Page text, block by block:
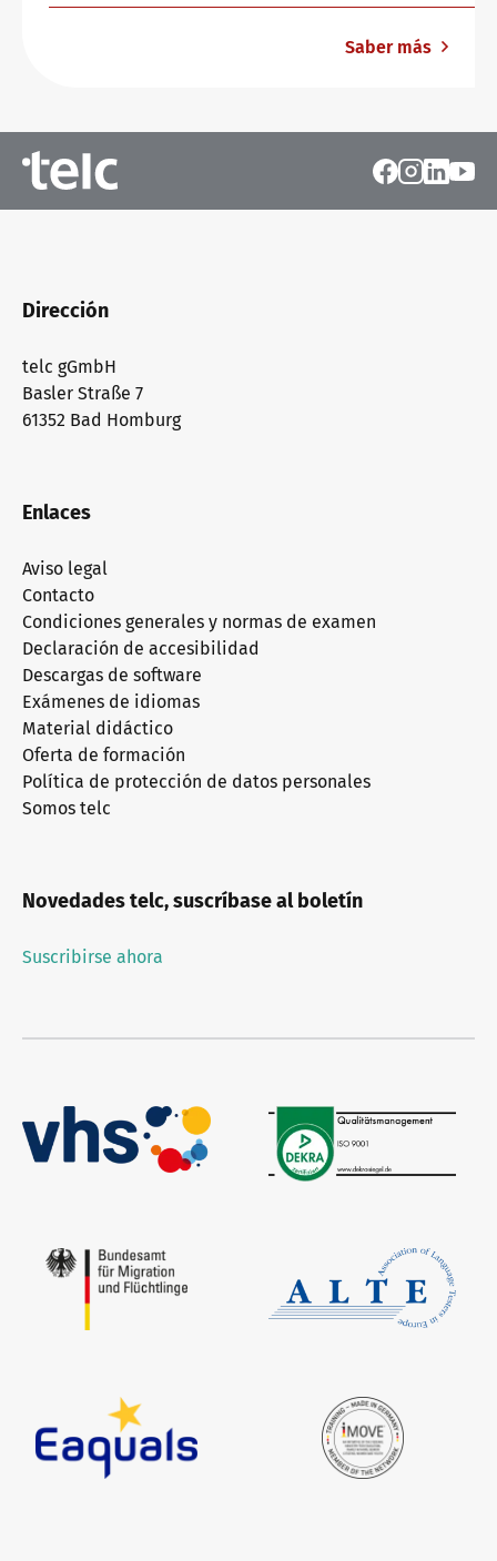
Saber más
Dirección
telc gGmbH
Basler Straße 7
61352 Bad Homburg
Enlaces
Aviso legal
Contacto
Condiciones generales y normas de examen
Declaración de accesibilidad
Descargas de software
Exámenes de idiomas
Material didáctico
Oferta de formación
Política de protección de datos personales
Somos telc
Novedades telc, suscríbase al boletín
Suscribirse ahora